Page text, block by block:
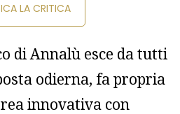
LA CRITICA
di Annalù esce da tutti
odierna, fa propria
innovativa con